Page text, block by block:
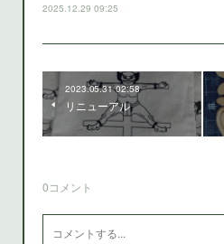
2025.12.29 09:25
2023.05.31 02:58
リニューアル
0コメント